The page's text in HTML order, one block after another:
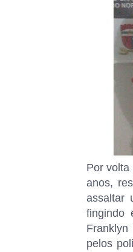
Por
anos,
assaltar
fingindo
pelos